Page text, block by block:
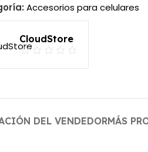
Accesorios para celulares
CloudStore
DEL VENDEDORMÁS